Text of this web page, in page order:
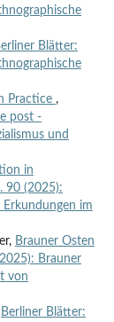
Blätter:
Practice ,
post -
und
in
90 (2025):
im
Brauner Osten
Brauner
von
Berliner Blätter: